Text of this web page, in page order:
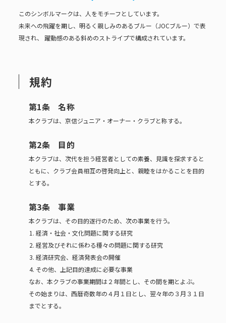
このシンボルマークは、人をモチーフとしています。
未来への飛躍を期し、明るく親しみのあるブルー（JOCブルー）で表
現され、
躍動感のある斜めのストライプで構成されています。
規約
第1条 名称
本クラブは、京信ジュニア・オーナー・クラブと称する。
第2条 目的
本クラブは、次代を担う経営者としての素養、見識を探求すると
ともに、クラブ会員相互の啓発向上と、親睦をはかることを目的
とする。
第3条 事業
本クラブは、その目的遂行のため、次の事業を行う。
経済・社会・文化問題に関する研究
経営及びそれに係わる種々の問題に関する研究
経済研究会、経済発表会の開催
その他、上記目的達成に必要な事業
なお、本クラブの事業期間は２年間とし、その間を期とよぶ。
その始まりは、西暦奇数年の４月１日とし、翌々年の３月３１日
までとする。